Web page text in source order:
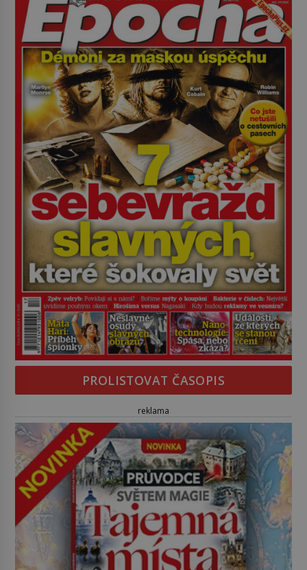
PROLISTOVAT ČASOPIS
reklama